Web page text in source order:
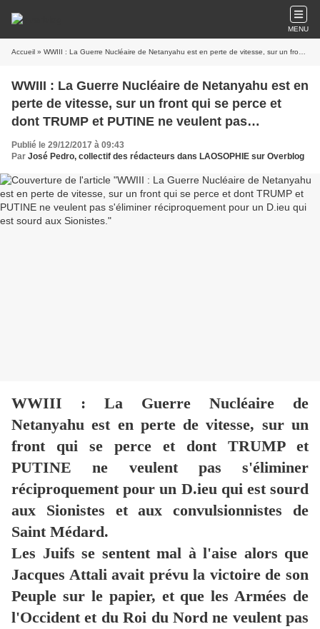
MENU
Accueil » WWIII : La Guerre Nucléaire de Netanyahu est en perte de vitesse, sur un front qui se perce et dont TRUMP et PUTINE ne veulent pas s'éliminer réciproquement pour un D.ieu qui est sourd aux Sionistes.
WWIII : La Guerre Nucléaire de Netanyahu est en
perte de vitesse, sur un front qui se perce et
dont TRUMP et PUTINE ne veulent pas
s'éliminer réciproquement pour un D.ieu qui est
sourd aux Sionistes.
Publié le 29/12/2017 à 09:43
Par José Pedro, collectif des rédacteurs dans LAOSOPHIE sur Overblog
WWIII : La Guerre Nucléaire de
Netanyahu est en perte de vitesse, sur un
front qui se perce et dont TRUMP et
PUTINE ne veulent pas s'éliminer
réciproquement pour un D.ieu qui est sourd
aux Sionistes et aux convulsionnistes de
Saint Médard.
Les Juifs se sentent mal à l'aise alors que
Jacques Attali avait prévu la victoire de son
Peuple sur le papier, et que les Armées de
l'Occident et du Roi du Nord ne veulent pas